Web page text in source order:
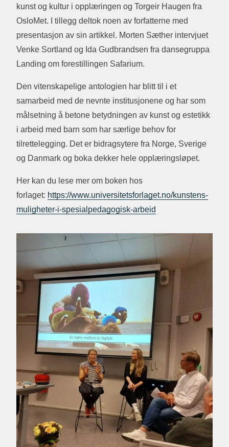
kunst og kultur i opplæringen og Torgeir Haugen fra
OsloMet. I tillegg deltok noen av forfatterne med
presentasjon av sin artikkel. Morten Sæther intervjuet
Venke Sortland og Ida Gudbrandsen fra dansegruppa
Landing om forestillingen Safarium.
Den vitenskapelige antologien har blitt til i et
samarbeid med de nevnte institusjonene og har som
målsetning å betone betydningen av kunst og estetikk
i arbeid med barn som har særlige behov for
tilrettelegging. Det er bidragsytere fra Norge, Sverige
og Danmark og boka dekker hele opplæringsløpet.
Her kan du lese mer om boken hos
forlaget: https://www.universitetsforlaget.no/kunstens-
muligheter-i-spesialpedagogisk-arbeid